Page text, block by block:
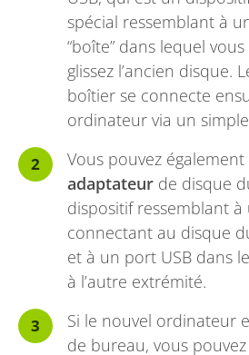
spécial ressemblant à
“boîte” dans lequel vous
glissez l’ancien disque.
boîtier se connecte
ordinateur via un
Vous pouvez
adaptateur de disque
dispositif ressemblant à
connectant au disque
et à un port USB dans
à l’autre extrémité.
Si le nouvel ordinateur
de bureau, vous